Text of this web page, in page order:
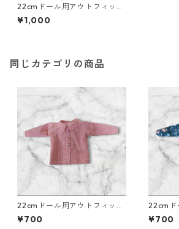
22cmドール用アウトフィット
2点セット 花柄シャツ＆ギャ
ザースカート 春風コーデ
¥1,000
同じカテゴリの商品
22cmドール用アウトフィッ
ト 襟付き長そでシャツ ピ
ンク×ドット柄 カジュアル
¥700
22cmド
ト 襟付
花柄
¥700